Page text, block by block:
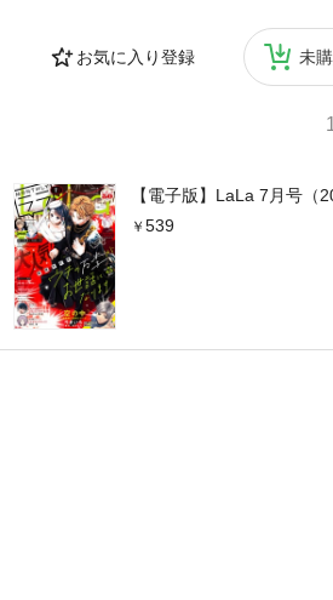
お気に入り登録 未
【電子版】LaLa 7月号（
539